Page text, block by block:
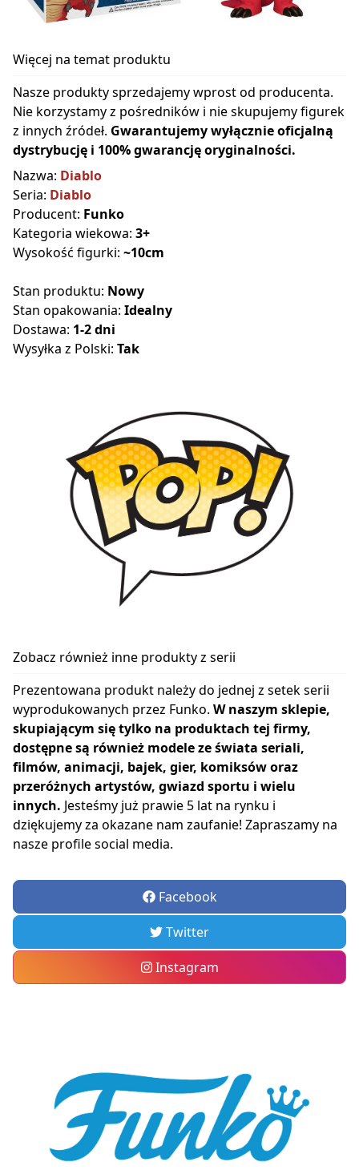
Więcej na temat produktu
Nasze produkty sprzedajemy wprost od producenta.
Nie korzystamy z pośredników i nie skupujemy figurek
z innych źródeł. Gwarantujemy wyłącznie oficjalną
dystrybucję i 100% gwarancję oryginalności.
Nazwa: Diablo
Seria: Diablo
Producent: Funko
Kategoria wiekowa: 3+
Wysokość figurki: ~10cm
Stan produktu: Nowy
Stan opakowania: Idealny
Dostawa: 1-2 dni
Wysyłka z Polski: Tak
Zobacz również inne produkty z serii
Prezentowana produkt należy do jednej z setek serii
wyprodukowanych przez Funko. W naszym sklepie,
skupiającym się tylko na produktach tej firmy,
dostępne są również modele ze świata seriali,
filmów, animacji, bajek, gier, komiksów oraz
przeróżnych artystów, gwiazd sportu i wielu
innych. Jesteśmy już prawie 5 lat na rynku i
dziękujemy za okazane nam zaufanie! Zapraszamy na
nasze profile social media.
Facebook
Twitter
Instagram